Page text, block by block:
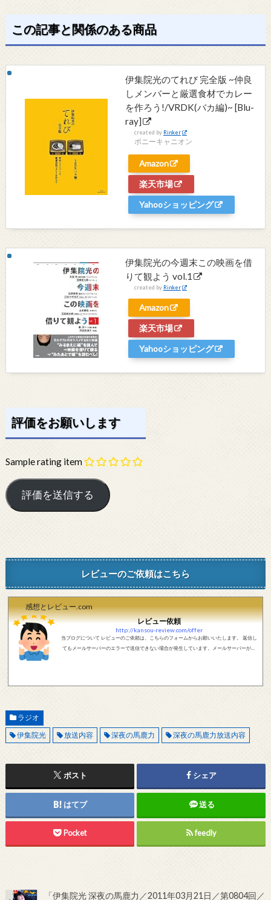
この記事と関係のある商品
伊集院光のてれび 完全版 ~仲良
しメンバーと厳選食材でカレー
を作ろう!/VRDK(バカ編)~ [Blu-
ray]
created by Rinker
ポニーキャニオン
Amazon
楽天市場
Yahooショッピング
伊集院光の今週末この映画を借
りて観よう vol.1
created by Rinker
Amazon
楽天市場
Yahooショッピング
評価をお願いします
Sample rating item
レビューのご依頼はこちら
感想とレビュー.com
レビュー依頼
http://kansou-review.com/offer
当ブログについて レビューのご依頼は、こちらのフォームからお願いいたします。 返信し
てもメールサーバーのエラーで送信できない場合が発生しています。メールサーバーが正
ラジオ
伊集院光
放送内容 深夜の馬鹿力 深夜の馬鹿力放送内容
ポスト シェア
はてブ 送る
Pocket feedly
「伊集院光 深夜の馬鹿力／2011年03月21日／第0804回／